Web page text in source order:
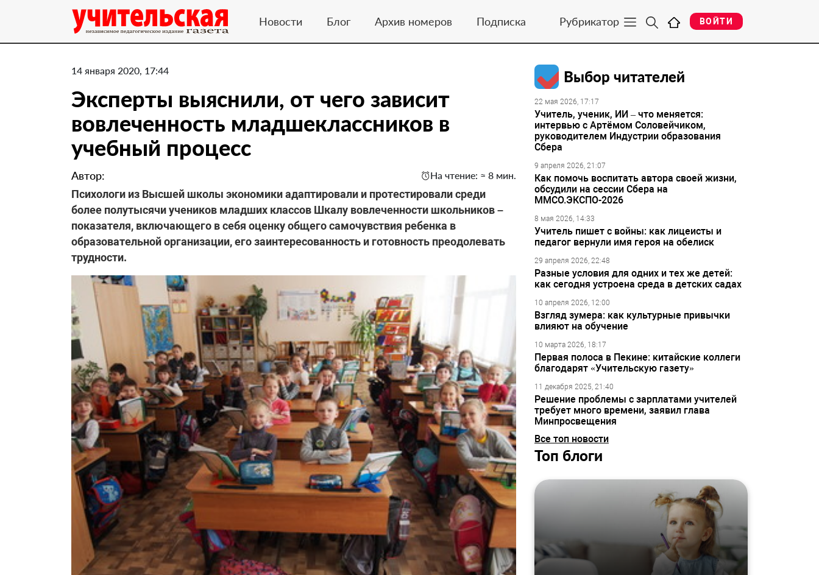
Новости Блог Архив номеров Подписка Рубрикатор ВОЙТИ
14 января 2020, 17:44
Эксперты выяснили, от чего зависит
вовлеченность младшеклассников в
учебный процесс
Автор: На чтение: ≈ 8 мин.
Психологи из Высшей школы экономики адаптировали и протестировали среди
более полутысячи учеников младших классов Шкалу вовлеченности школьников –
показателя, включающего в себя оценку общего самочувствия ребенка в
образовательной организации, его заинтересованность и готовность преодолевать
трудности.
Выбор читателей
22 мая 2026, 17:17
Учитель, ученик, ИИ – что меняется:
интервью с Артёмом Соловейчиком,
руководителем Индустрии образования
Сбера
9 апреля 2026, 21:07
Как помочь воспитать автора своей жизни,
обсудили на сессии Сбера на
ММСО.ЭКСПО-2026
8 мая 2026, 14:33
Учитель пишет с войны: как лицеисты и
педагог вернули имя героя на обелиск
29 апреля 2026, 22:48
Разные условия для одних и тех же детей:
как сегодня устроена среда в детских садах
10 апреля 2026, 12:00
Взгляд зумера: как культурные привычки
влияют на обучение
10 марта 2026, 18:17
Первая полоса в Пекине: китайские коллеги
благодарят «Учительскую газету»
11 декабря 2025, 21:40
Решение проблемы с зарплатами учителей
требует много времени, заявил глава
Минпросвещения
Все топ новости
Топ блоги